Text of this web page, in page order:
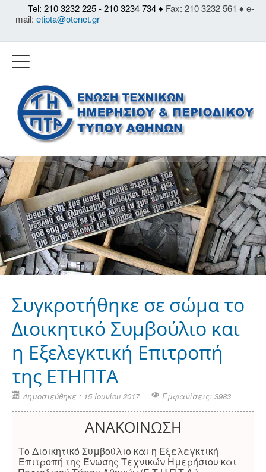
Tel: 210 3232 225 - 210 3234 734 ♦ Fax: 210 3232 561 ♦ e-
mail: etipta@otenet.gr
Συγκροτήθηκε σε σώμα το
Διοικητικό Συμβούλιο και
η Εξελεγκτική Επιτροπή
της ΕΤΗΠΤΑ
Δημοσιεύθηκε : 15 Ιουνίου 2017 Εμφανίσεις: 3983
ΑΝΑΚΟΙΝΩΣΗ
Το Διοικητικό Συμβούλιο και η Εξελεγκτική
Επιτροπή της Ένωσης Τεχνικών Ημερήσιου και